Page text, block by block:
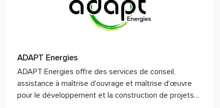
ADAPT Energies
ADAPT Energies offre des services de conseil,
assistance à maîtrise d'ouvrage et maîtrise d'œuvre
pour le développement et la construction de projets…